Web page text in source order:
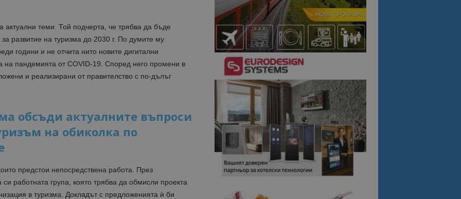
актуални теми. Той подчерта, че трябва да бъде
развитие на туризма до 2030 г. По думите му
години и не отчита нито новите дигитални
на пандемията от COVID-19. Според него промени в
и реализирани от правителство с по-дълъг
обсъди актуалните въпроси
на обиколка по
ито предстои непосредствена работа. През
работната група, която трябва да обмисли проекта
в туризма. Докладът с предложенията ѝ би